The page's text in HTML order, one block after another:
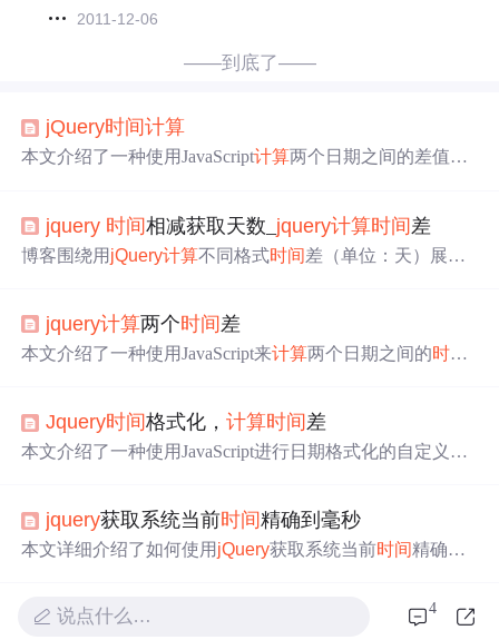
2011-12-06
——到底了——
jQuery时间计算
本文介绍了一种使用JavaScript计算两个日期之间的差值的
终展示出时间 差。
jquery 时间相减获取天数_ jquery计算时间差
博客围绕用 jQuery计算不同格式时间差（单位：天）展
异等，还提及JS中Date对象在处理8月31日时的bug及解决
办法。
jquery计算两个时间差
本文介绍了一种使用JavaScript来计算两个日期之间的时间
数，再通过数学运算得出具体的时间 差。
Jquery时间格式化，计算时间 差
本文介绍了一种使用JavaScript进行日期格式化的自定义方
索框与时间选择器交互的实用功能。
jquery获取系统当前时间精确到毫秒
本文详细介绍了如何使用 jQuery获取系统当前时间精确到
说点什么… 4